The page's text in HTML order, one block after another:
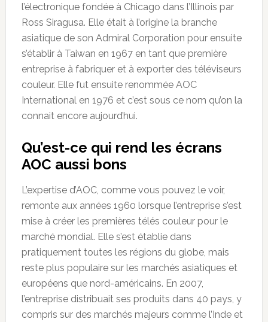
l’électronique fondée à Chicago dans l’Illinois par
Ross Siragusa. Elle était à l’origine la branche
asiatique de son Admiral Corporation pour ensuite
s’établir à Taiwan en 1967 en tant que première
entreprise à fabriquer et à exporter des téléviseurs
couleur. Elle fut ensuite renommée AOC
International en 1976 et c’est sous ce nom qu’on la
connait encore aujourd’hui.
Qu’est-ce qui rend les écrans
AOC aussi bons
L’expertise d’AOC, comme vous pouvez le voir,
remonte aux années 1960 lorsque l’entreprise s’est
mise à créer les premières télés couleur pour le
marché mondial. Elle s’est établie dans
pratiquement toutes les régions du globe, mais
reste plus populaire sur les marchés asiatiques et
européens que nord-américains. En 2007,
l’entreprise distribuait ses produits dans 40 pays, y
compris sur des marchés majeurs comme l’Inde et